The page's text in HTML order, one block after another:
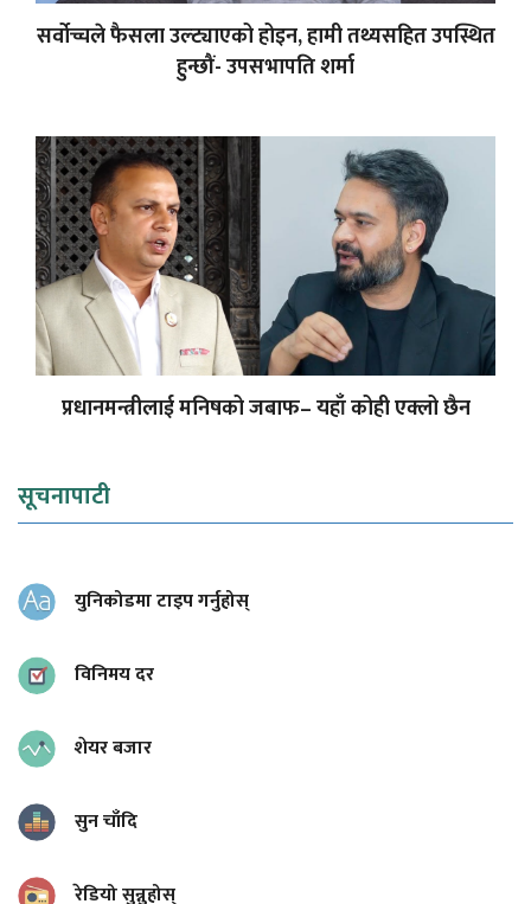
सर्वोच्चले फैसला उल्ट्याएको होइन, हामी तथ्यसहित उपस्थित
हुन्छौं- उपसभापति शर्मा
प्रधानमन्त्रीलाई मनिषको जबाफ– यहाँ कोही एक्लो छैन
सूचनापाटी
युनिकोडमा टाइप गर्नुहोस्
विनिमय दर
शेयर बजार
सुन चाँदि
रेडियो सुन्नुहोस्